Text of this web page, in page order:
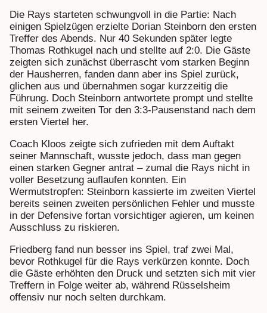
Die Rays starteten schwungvoll in die Partie: Nach
einigen Spielzügen erzielte Dorian Steinborn den ersten
Treffer des Abends. Nur 40 Sekunden später legte
Thomas Rothkugel nach und stellte auf 2:0. Die Gäste
zeigten sich zunächst überrascht vom starken Beginn
der Hausherren, fanden dann aber ins Spiel zurück,
glichen aus und übernahmen sogar kurzzeitig die
Führung. Doch Steinborn antwortete prompt und stellte
mit seinem zweiten Tor den 3:3-Pausenstand nach dem
ersten Viertel her.
Coach Kloos zeigte sich zufrieden mit dem Auftakt
seiner Mannschaft, wusste jedoch, dass man gegen
einen starken Gegner antrat – zumal die Rays nicht in
voller Besetzung auflaufen konnten. Ein
Wermutstropfen: Steinborn kassierte im zweiten Viertel
bereits seinen zweiten persönlichen Fehler und musste
in der Defensive fortan vorsichtiger agieren, um keinen
Ausschluss zu riskieren.
Friedberg fand nun besser ins Spiel, traf zwei Mal,
bevor Rothkugel für die Rays verkürzen konnte. Doch
die Gäste erhöhten den Druck und setzten sich mit vier
Treffern in Folge weiter ab, während Rüsselsheim
offensiv nur noch selten durchkam.